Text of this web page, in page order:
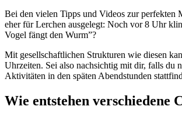
Bei den vielen Tipps und Videos zur perfekten
eher für Lerchen ausgelegt: Noch vor 8 Uhr
Vogel fängt den Wurm”?
Mit gesellschaftlichen Strukturen wie diesen
Uhrzeiten. Sei also nachsichtig mit dir, falls du
Aktivitäten in den späten Abendstunden
Wie entstehen verschiedene